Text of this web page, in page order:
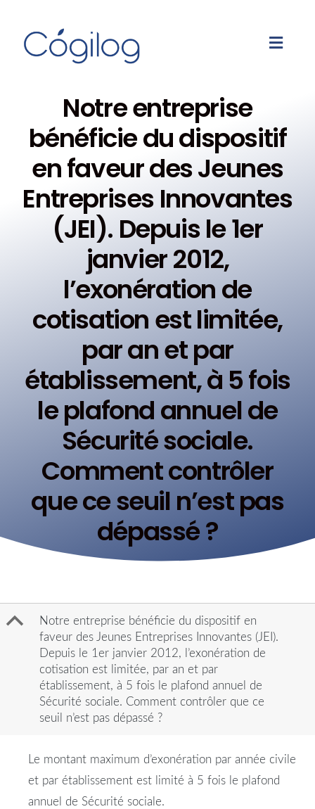
Notre entreprise
bénéficie du dispositif
en faveur des Jeunes
Entreprises Innovantes
(JEI). Depuis le 1er
janvier 2012,
l’exonération de
cotisation est limitée,
par an et par
établissement, à 5 fois
le plafond annuel de
Sécurité sociale.
Comment contrôler
que ce seuil n’est pas
dépassé ?
B
Notre entreprise bénéficie du dispositif en
faveur des Jeunes Entreprises Innovantes (JEI).
Depuis le 1er janvier 2012, l’exonération de
cotisation est limitée, par an et par
établissement, à 5 fois le plafond annuel de
Sécurité sociale. Comment contrôler que ce
seuil n’est pas dépassé ?
Le montant maximum d’exonération par année civile
et par établissement est limité à 5 fois le plafond
annuel de Sécurité sociale.